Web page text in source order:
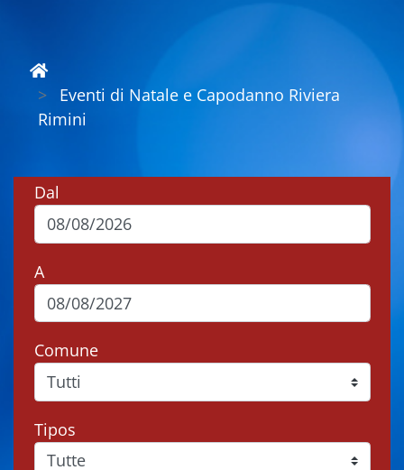
Eventi di Natale e Capodanno Riviera
Rimini
Dal
A
Comune
Tipos